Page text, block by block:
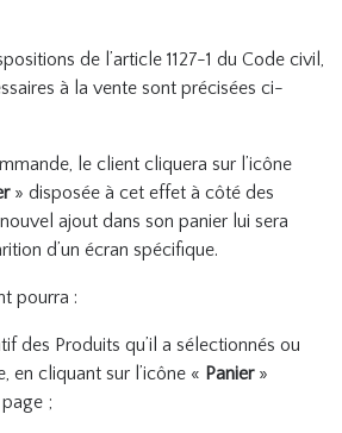
de l’article 1127-1 du Code civil,
à la vente sont précisées ci-
le client cliquera sur l’icône
» disposée à cet effet à côté des
ajout dans son panier lui sera
d’un écran spécifique.
pourra :
des Produits qu’il a sélectionnés ou
en cliquant sur l’icône « Panier»
;